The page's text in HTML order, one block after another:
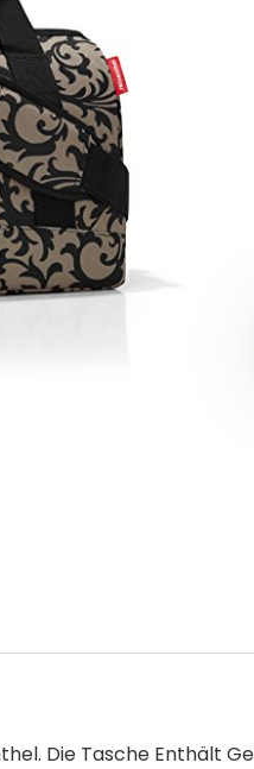
Die Tasche Enthält